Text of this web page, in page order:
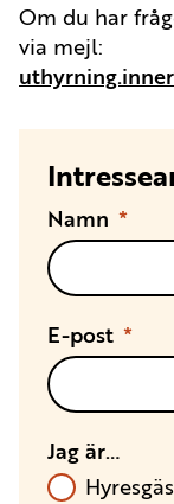
Om du har
via mejl:
Namn
E-post
Jag är…